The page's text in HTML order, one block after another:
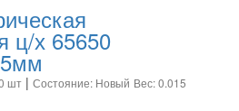
ц/х 65650
шт | Состояние: Новый Вес: 0.015